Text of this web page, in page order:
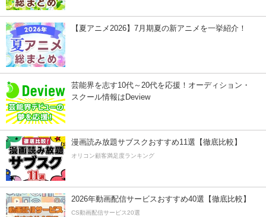
【夏アニメ2026】7月期夏の新アニメを一挙紹介！
芸能界を志す10代～20代を応援！オーディション・
スクール情報はDeview
漫画読み放題サブスクおすすめ11選【徹底比較】
オリコン顧客満足度ランキング
2026年動画配信サービスおすすめ40選【徹底比較】
CS動画配信サービス20選